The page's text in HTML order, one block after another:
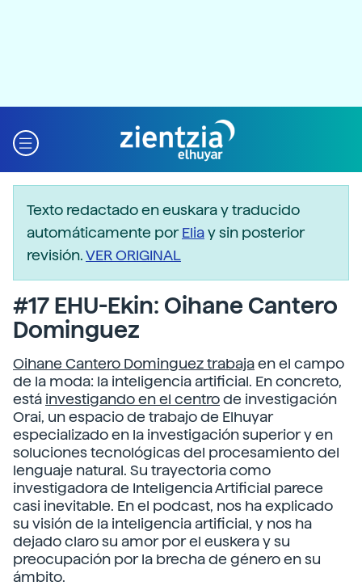
Texto redactado en euskara y traducido
automáticamente porEliay sin posterior
revisión.VER ORIGINAL
#17 EHU-Ekin: Oihane Cantero
Dominguez
Oihane Cantero Dominguez trabajaen el campo
de la moda: la inteligencia artificial. En concreto,
está investigando en el centrode investigación
Orai, un espacio de trabajo de Elhuyar
especializado en la investigación superior y en
soluciones tecnológicas del procesamiento del
lenguaje natural. Su trayectoria como
investigadora de Inteligencia Artificial parece
casi inevitable. En el podcast, nos ha explicado
su visión de la inteligencia artificial, y nos ha
dejado claro su amor por el euskera y su
preocupación por la brecha de género en su
ámbito.